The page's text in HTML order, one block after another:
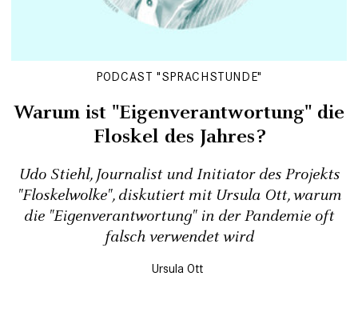
PODCAST "SPRACHSTUNDE"
Warum ist "Eigenverantwortung" die
Floskel des Jahres?
Udo Stiehl, Journalist und Initiator des Projekts
"Floskelwolke", diskutiert mit Ursula Ott, warum
die "Eigenverantwortung" in der Pandemie oft
falsch verwendet wird
Ursula Ott